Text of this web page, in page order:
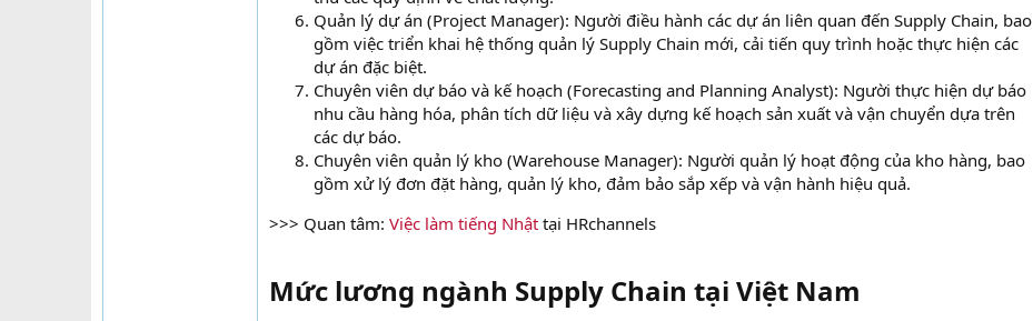
Quản lý dự án (Project Manager): Người điều hành các dự án liên quan đến Supply Chain, bao
gồm việc triển khai hệ thống quản lý Supply Chain mới, cải tiến quy trình hoặc thực hiện các
dự án đặc biệt.
Chuyên viên dự báo và kế hoạch (Forecasting and Planning Analyst): Người thực hiện dự báo
nhu cầu hàng hóa, phân tích dữ liệu và xây dựng kế hoạch sản xuất và vận chuyển dựa trên
các dự báo.
Chuyên viên quản lý kho (Warehouse Manager): Người quản lý hoạt động của kho hàng, bao
gồm xử lý đơn đặt hàng, quản lý kho, đảm bảo sắp xếp và vận hành hiệu quả.
>>> Quan tâm: Việc làm tiếng Nhật tại HRchannels
Mức lương ngành Supply Chain tại Việt Nam​